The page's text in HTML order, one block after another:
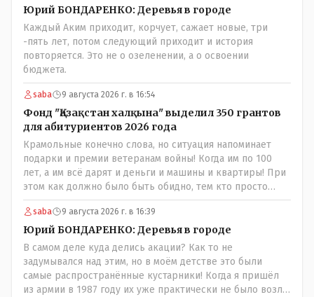
Юрий БОНДАРЕНКО: Деревья в городе
Каждый Аким приходит, корчует, сажает новые, три
-пять лет, потом следующий приходит и история
повторяется. Это не о озеленении, а о освоении
бюджета.
saba 9 августа 2026 г. в 16:54
Фонд "Қазақстан халқына" выделил 350 грантов
для абитуриентов 2026 года
Крамольные конечно слова, но ситуация напоминает
подарки и премии ветеранам войны! Когда им по 100
лет, а им всё дарят и деньги и машины и квартиры! При
этом как должно было быть обидно, тем кто просто
выживал в эти годы отказывая себе во всём и работая
для фронта! Не всем повезло и получить медаль" За
доблестный труд в годы ВОВ", там хоть какие то льготы
были! А тут? Может всё таки стоит оценивать по
степени заинтересованности в высшем образовании, а
не по степени того , как тебе не повезло в жизни?
saba 9 августа 2026 г. в 16:39
Юрий БОНДАРЕНКО: Деревья в городе
В самом деле куда делись акации? Как то не
задумывался над этим, но в моём детстве это были
самые распространённые кустарники! Когда я пришёл
из армии в 1987 году их уже практически не было возле